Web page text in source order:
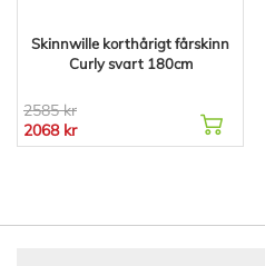
Skinnwille korthårigt fårskinn
Curly svart 180cm
2585 kr
2068 kr